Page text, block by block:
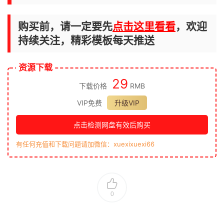
购买前，请一定要先点击这里看看，欢迎
持续关注，精彩模板每天推送
资源下载
下载价格 29 RMB
VIP免费
升级VIP
点击检测网盘有效后购买
有任何充值和下载问题请加微信：xuexixuexi66
0